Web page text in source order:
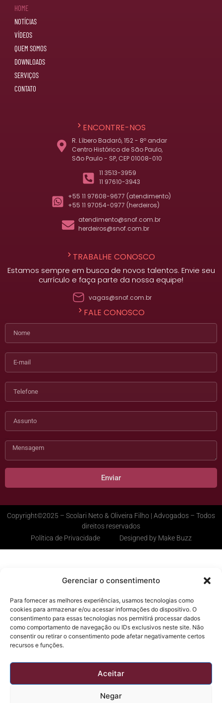
Gerenciar o consentimento
Para fornecer as melhores experiências, usamos tecnologias como
cookies para armazenar e/ou acessar informações do dispositivo. O
consentimento para essas tecnologias nos permitirá processar dados
como comportamento de navegação ou IDs exclusivos neste site. Não
consentir ou retirar o consentimento pode afetar negativamente certos
recursos e funções.
Aceitar
Negar
HOME
NOTÍCIAS
VÍDEOS
QUEM SOMOS
DOWNLOADS
SERVIÇOS
CONTATO
ENCONTRE-NOS
R. Líbero Badaró, 152 - 8º andar
Centro Histórico de São Paulo,
São Paulo - SP, CEP 01008-010
11 3513-3959
11 97610-3943
+55 11 97608-9677 (atendimento)
+55 11 97054-0977 (herdeiros)
atendimento@snof.com.br
herdeiros@snof.com.br
TRABALHE CONOSCO
vagas@snof.com.br
Estamos sempre em busca de novos talentos. Envie seu
currículo e faça parte da nossa equipe!
FALE CONOSCO
Enviar
Copyright©2025 – Scolari Neto & Oliveira Filho | Advogados – Todos
direitos reservados
Política de Privacidade
Designed by Make Buzz